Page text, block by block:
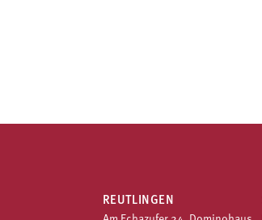
REUTLINGEN